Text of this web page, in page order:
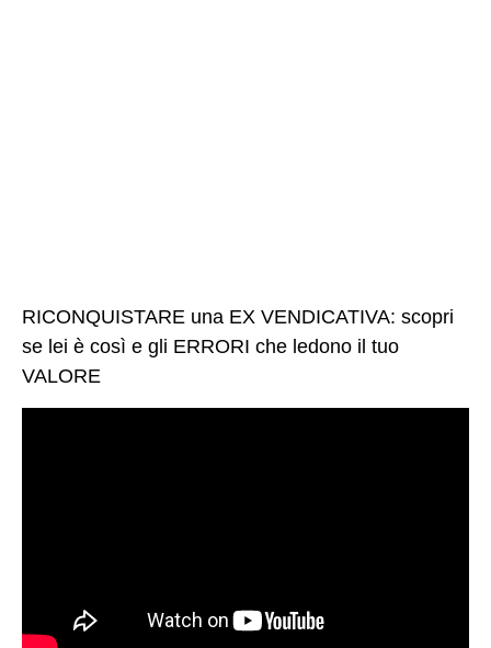
RICONQUISTARE una EX VENDICATIVA: scopri
se lei è così e gli ERRORI che ledono il tuo
VALORE